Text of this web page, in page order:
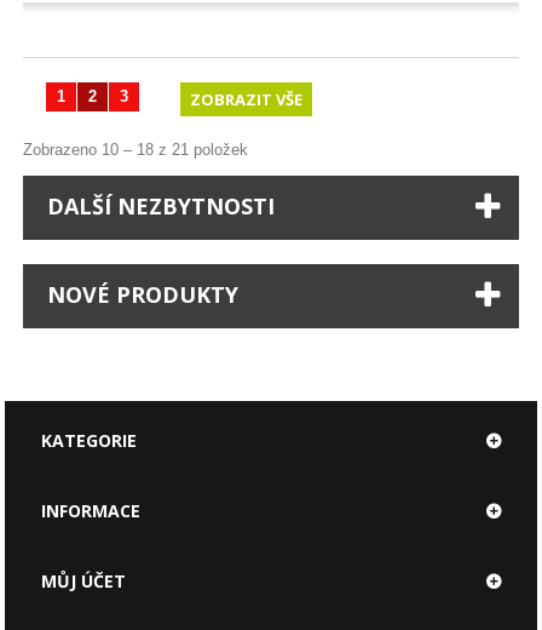
ZOBRAZIT VŠE
1 2 3
Zobrazeno 10 – 18 z 21 položek
DALŠÍ NEZBYTNOSTI
NOVÉ PRODUKTY
KATEGORIE
INFORMACE
MŮJ ÚČET